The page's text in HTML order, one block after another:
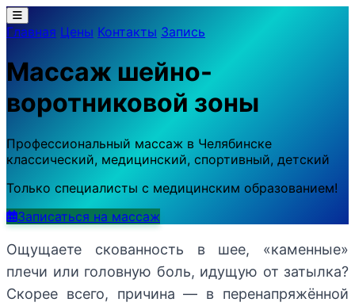
Меню
Главная Цены Контакты Запись
Массаж шейно-
воротниковой зоны
Профессиональный массаж в Челябинске
классический, медицинский, спортивный, детский
Только специалисты с медицинским образованием!
Записаться на массаж
Ощущаете скованность в шее, «каменные»
плечи или головную боль, идущую от затылка?
Скорее всего, причина — в перенапряжённой